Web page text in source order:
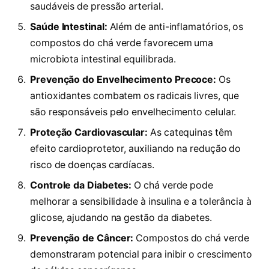
saudáveis de pressão arterial.
Saúde Intestinal: Além de anti-inflamatórios, os
compostos do chá verde favorecem uma
microbiota intestinal equilibrada.
Prevenção do Envelhecimento Precoce: Os
antioxidantes combatem os radicais livres, que
são responsáveis pelo envelhecimento celular.
Proteção Cardiovascular: As catequinas têm
efeito cardioprotetor, auxiliando na redução do
risco de doenças cardíacas.
Controle da Diabetes: O chá verde pode
melhorar a sensibilidade à insulina e a tolerância à
glicose, ajudando na gestão da diabetes.
Prevenção de Câncer: Compostos do chá verde
demonstraram potencial para inibir o crescimento